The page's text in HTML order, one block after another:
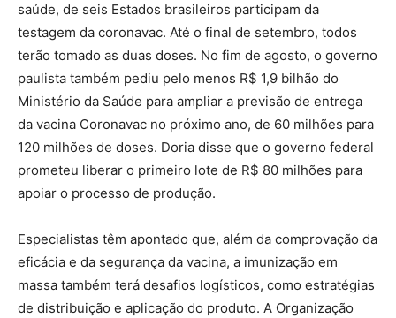
saúde, de seis Estados brasileiros participam da
testagem da coronavac. Até o final de setembro, todos
terão tomado as duas doses. No fim de agosto, o governo
paulista também pediu pelo menos R$ 1,9 bilhão do
Ministério da Saúde para ampliar a previsão de entrega
da vacina Coronavac no próximo ano, de 60 milhões para
120 milhões de doses. Doria disse que o governo federal
prometeu liberar o primeiro lote de R$ 80 milhões para
apoiar o processo de produção.
Especialistas têm apontado que, além da comprovação da
eficácia e da segurança da vacina, a imunização em
massa também terá desafios logísticos, como estratégias
de distribuição e aplicação do produto. A Organização